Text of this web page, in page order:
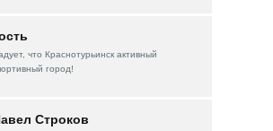
что Краснотурьинск активный
город!
Строков